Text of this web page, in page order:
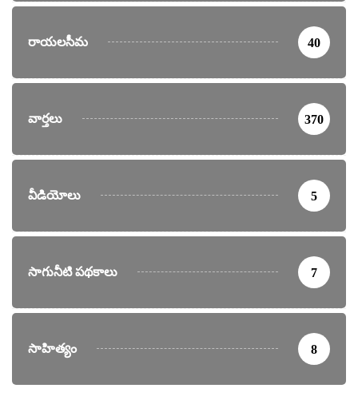
రాయలసీమ 40
వార్తలు 370
వీడియోలు 5
సాగునీటి పథకాలు 7
సాహిత్యం 8